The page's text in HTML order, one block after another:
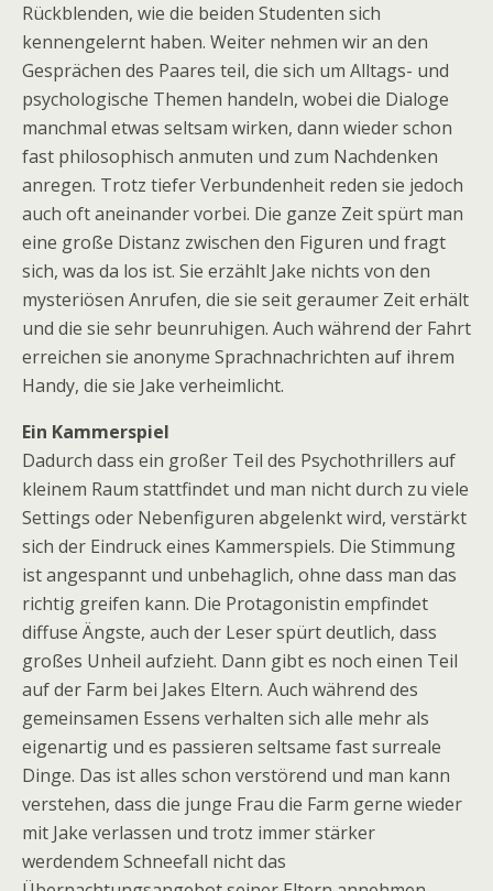
Rückblenden, wie die beiden Studenten sich
kennengelernt haben. Weiter nehmen wir an den
Gesprächen des Paares teil, die sich um Alltags- und
psychologische Themen handeln, wobei die Dialoge
manchmal etwas seltsam wirken, dann wieder schon
fast philosophisch anmuten und zum Nachdenken
anregen. Trotz tiefer Verbundenheit reden sie jedoch
auch oft aneinander vorbei. Die ganze Zeit spürt man
eine große Distanz zwischen den Figuren und fragt
sich, was da los ist. Sie erzählt Jake nichts von den
mysteriösen Anrufen, die sie seit geraumer Zeit erhält
und die sie sehr beunruhigen. Auch während der Fahrt
erreichen sie anonyme Sprachnachrichten auf ihrem
Handy, die sie Jake verheimlicht.
Ein Kammerspiel
Dadurch dass ein großer Teil des Psychothrillers auf
kleinem Raum stattfindet und man nicht durch zu viele
Settings oder Nebenfiguren abgelenkt wird, verstärkt
sich der Eindruck eines Kammerspiels. Die Stimmung
ist angespannt und unbehaglich, ohne dass man das
richtig greifen kann. Die Protagonistin empfindet
diffuse Ängste, auch der Leser spürt deutlich, dass
großes Unheil aufzieht. Dann gibt es noch einen Teil
auf der Farm bei Jakes Eltern. Auch während des
gemeinsamen Essens verhalten sich alle mehr als
eigenartig und es passieren seltsame fast surreale
Dinge. Das ist alles schon verstörend und man kann
verstehen, dass die junge Frau die Farm gerne wieder
mit Jake verlassen und trotz immer stärker
werdendem Schneefall nicht das